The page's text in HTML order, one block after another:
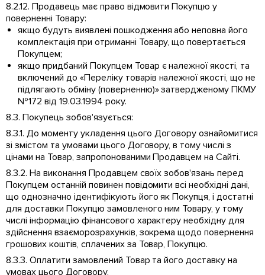
8.2.12. Продавець має право відмовити Покупцю у
поверненні Товару:
якщо будуть виявлені пошкодження або неповна його
комплектація при отриманні Товару, що повертається
Покупцем;
якщо придбаний Покупцем Товар є належної якості, та
включений до «Переліку товарів належної якості, що не
підлягають обміну (поверненню)» затвердженому ПКМУ
№172 від 19.03.1994 року.
8.3. Покупець зобов'язується:
8.3.1. До моменту укладення цього Договору ознайомитися
зі змістом та умовами цього Договору, в тому числі з
цінами на Товар, запропонованими Продавцем на Сайті.
8.3.2. На виконання Продавцем своїх зобов'язань перед
Покупцем останній повинен повідомити всі необхідні дані,
що однозначно ідентифікують його як Покупця, і достатні
для доставки Покупцю замовленого ним Товару, у тому
числі інформацію фінансового характеру необхідну для
здійснення взаєморозрахунків, зокрема щодо повернення
грошових коштів, сплачених за Товар, Покупцю.
8.3.3. Оплатити замовлений Товар та його доставку на
умовах цього Договору.